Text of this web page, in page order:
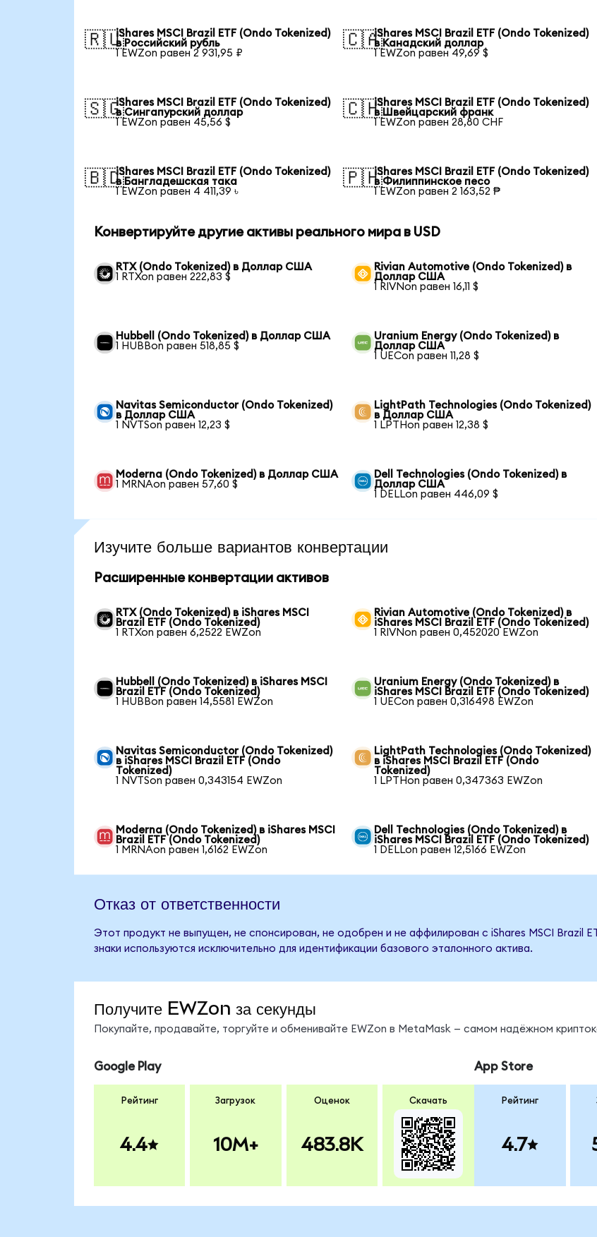
🇷🇺iShares MSCI Brazil ETF (Ondo Tokenized)
в Российский рубль
1 EWZon равен 2 931,95 ₽
🇨🇦iShares MSCI Brazil ETF (Ondo Tokenized)
в Канадский доллар
1 EWZon равен 49,69 $
🇸🇬iShares MSCI Brazil ETF (Ondo Tokenized)
в Сингапурский доллар
1 EWZon равен 45,56 $
🇨🇭iShares MSCI Brazil ETF (Ondo Tokenized)
в Швейцарский франк
1 EWZon равен 28,80 CHF
🇧🇩iShares MSCI Brazil ETF (Ondo Tokenized)
в Бангладешская така
1 EWZon равен 4 411,39 ৳
🇵🇭iShares MSCI Brazil ETF (Ondo Tokenized)
в Филиппинское песо
1 EWZon равен 2 163,52 ₱
Конвертируйте другие активы реального мира в USD
RTX (Ondo Tokenized) в Доллар США
1 RTXon равен 222,83 $
Rivian Automotive (Ondo Tokenized) в
Доллар США
1 RIVNon равен 16,11 $
Hubbell (Ondo Tokenized) в Доллар США
1 HUBBon равен 518,85 $
Uranium Energy (Ondo Tokenized) в
Доллар США
1 UECon равен 11,28 $
Navitas Semiconductor (Ondo Tokenized)
в Доллар США
1 NVTSon равен 12,23 $
LightPath Technologies (Ondo Tokenized)
в Доллар США
1 LPTHon равен 12,38 $
Moderna (Ondo Tokenized) в Доллар США
1 MRNAon равен 57,60 $
Dell Technologies (Ondo Tokenized) в
Доллар США
1 DELLon равен 446,09 $
Изучите больше вариантов конвертации
Расширенные конвертации активов
RTX (Ondo Tokenized) в iShares MSCI
Brazil ETF (Ondo Tokenized)
1 RTXon равен 6,2522 EWZon
Rivian Automotive (Ondo Tokenized) в
iShares MSCI Brazil ETF (Ondo Tokenized)
1 RIVNon равен 0,452020 EWZon
Hubbell (Ondo Tokenized) в iShares MSCI
Brazil ETF (Ondo Tokenized)
1 HUBBon равен 14,5581 EWZon
Uranium Energy (Ondo Tokenized) в
iShares MSCI Brazil ETF (Ondo Tokenized)
1 UECon равен 0,316498 EWZon
Navitas Semiconductor (Ondo Tokenized)
в iShares MSCI Brazil ETF (Ondo
Tokenized)
1 NVTSon равен 0,343154 EWZon
LightPath Technologies (Ondo Tokenized)
в iShares MSCI Brazil ETF (Ondo
Tokenized)
1 LPTHon равен 0,347363 EWZon
Moderna (Ondo Tokenized) в iShares MSCI
Brazil ETF (Ondo Tokenized)
1 MRNAon равен 1,6162 EWZon
Dell Technologies (Ondo Tokenized) в
iShares MSCI Brazil ETF (Ondo Tokenized)
1 DELLon равен 12,5166 EWZon
Отказ от ответственности
Этот продукт не выпущен, не спонсирован, не одобрен и не аффилирован с iShares MSCI Brazil
знаки используются исключительно для идентификации базового эталонного актива.
Получите EWZon за секунды
Покупайте, продавайте, торгуйте и обменивайте EWZon в MetaMask — самом надёжном
Google Play
Рейтинг
4.4
Загрузок
10M+
Оценок
483.8K
Скачать
App Store
Рейтинг
4.7